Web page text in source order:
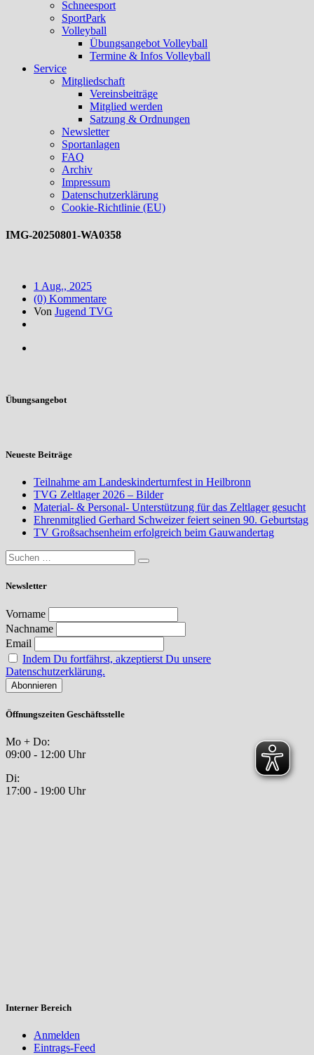
Schneesport
SportPark
Volleyball
Übungsangebot Volleyball
Termine & Infos Volleyball
Service
Mitgliedschaft
Vereinsbeiträge
Mitglied werden
Satzung & Ordnungen
Newsletter
Sportanlagen
FAQ
Archiv
Impressum
Datenschutzerklärung
Cookie-Richtlinie (EU)
IMG-20250801-WA0358
1 Aug., 2025
(0) Kommentare
Von Jugend TVG
Übungsangebot
Neueste Beiträge
Teilnahme am Landeskinderturnfest in Heilbronn
TVG Zeltlager 2026 – Bilder
Material- & Personal- Unterstützung für das Zeltlager gesucht
Ehrenmitglied Gerhard Schweizer feiert seinen 90. Geburtstag
TV Großsachsenheim erfolgreich beim Gauwandertag
Newsletter
Vorname
Nachname
Email
Indem Du fortfährst, akzeptierst Du unsere
Datenschutzerklärung.
Öffnungszeiten Geschäftsstelle
Mo + Do:
09:00 - 12:00 Uhr
Di:
17:00 - 19:00 Uhr
Interner Bereich
Anmelden
Eintrags-Feed